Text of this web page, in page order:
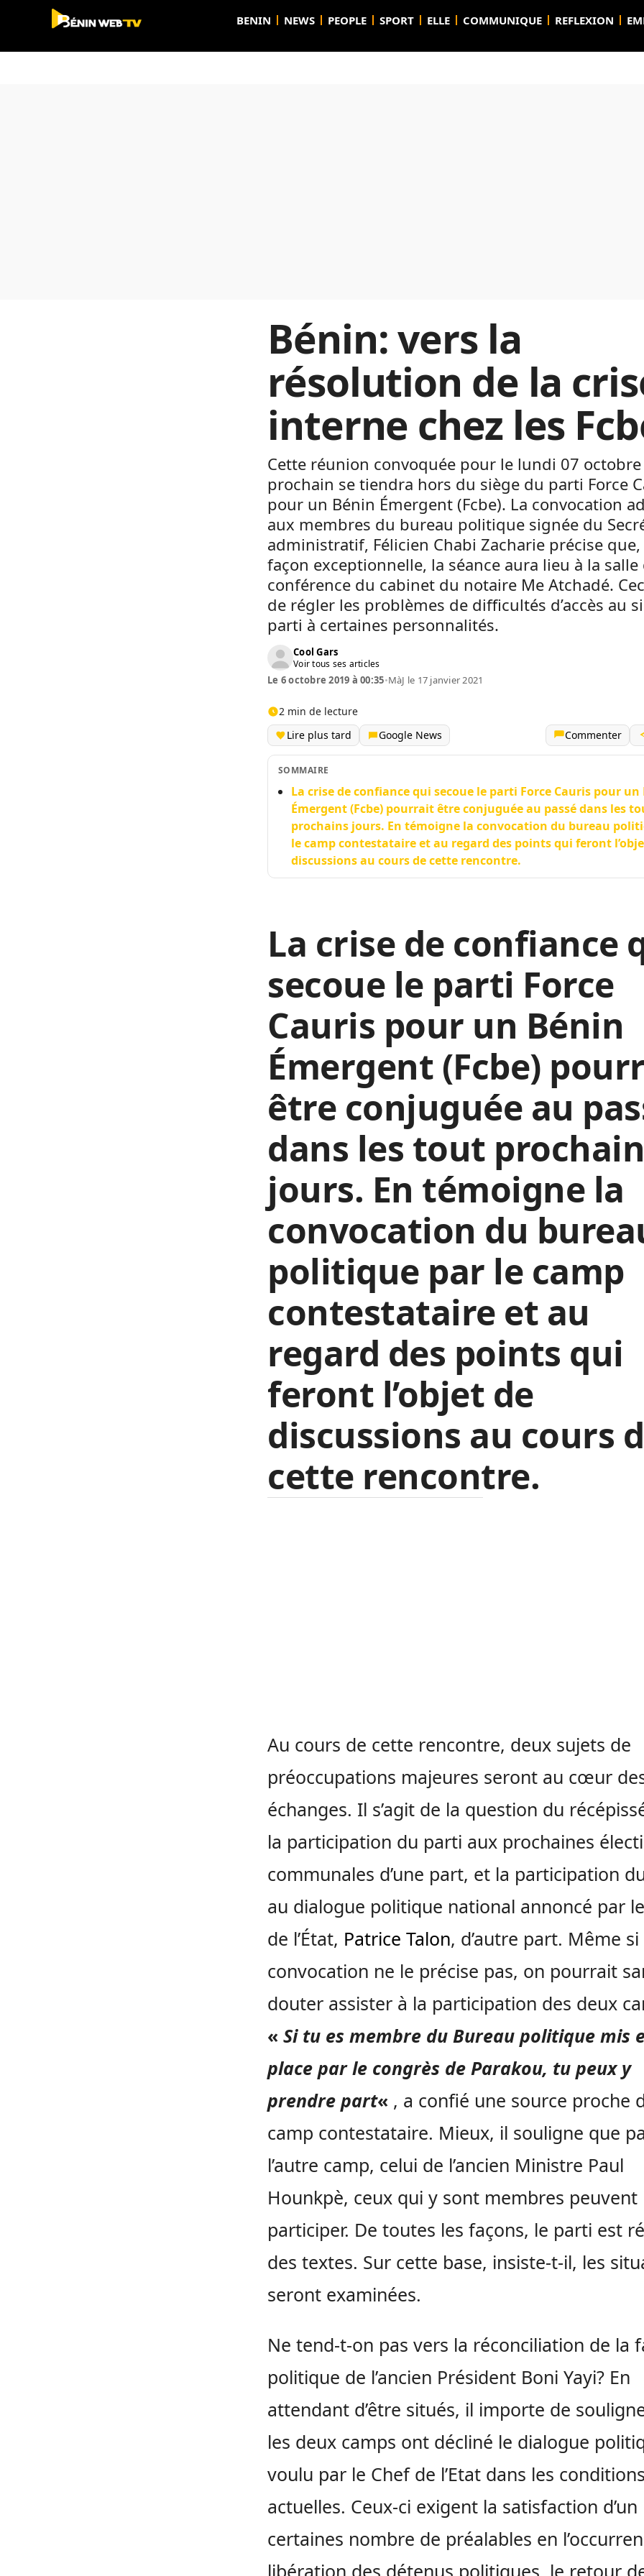
BENIN NEWS PEOPLE SPORT ELLE COMMUNIQUE REFLEXION
Bénin: vers la
résolution de la
interne chez les
Cette réunion convoquée pour le lundi 07 octobre
prochain se tiendra hors du siège du parti Force
pour un Bénin Émergent (Fcbe). La convocation
aux membres du bureau politique signée du
administratif, Félicien Chabi Zacharie précise
façon exceptionnelle, la séance aura lieu à la salle
conférence du cabinet du notaire Me Atchadé.
de régler les problèmes de difficultés d’accès au
parti à certaines personnalités.
Cool Gars
Voir tous ses articles
Le 6 octobre 2019 à 00:35•MàJ le 17 janvier 2021
2 min de lecture
Lire plus tard
Google News Commenter
SOMMAIRE
La crise de confiance qui secoue le parti Force Cauris pour un
Émergent (Fcbe) pourrait être conjuguée au passé dans les
prochains jours. En témoigne la convocation du bureau
le camp contestataire et au regard des points qui feront
discussions au cours de cette rencontre.
La crise de confiance
secoue le parti Force
Cauris pour un Bénin
Émergent (Fcbe)
être conjuguée au
dans les tout
jours. En témoigne la
convocation du
politique par le camp
contestataire et au
regard des points qui
feront l’objet de
discussions au cours
cette rencontre.
Au cours de cette rencontre, deux sujets de
préoccupations majeures seront au cœur
échanges. Il s’agit de la question du
la participation du parti aux prochaines
communales d’une part, et la participation
au dialogue politique national annoncé par
de l’État, Patrice Talon, d’autre part. Même si
convocation ne le précise pas, on pourrait
douter assister à la participation des deux
« Si tu es membre du Bureau politique mis
place par le congrès de Parakou, tu peux y
prendre part« , a confié une source proche
camp contestataire. Mieux, il souligne que
l’autre camp, celui de l’ancien Ministre Paul
Hounkpè, ceux qui y sont membres peuvent
participer. De toutes les façons, le parti est
des textes. Sur cette base, insiste-t-il, les
seront examinées.
Ne tend-t-on pas vers la réconciliation de la
politique de l’ancien Président Boni Yayi? En
attendant d’être situés, il importe de
les deux camps ont décliné le dialogue
voulu par le Chef de l’Etat dans les
actuelles. Ceux-ci exigent la satisfaction d’un
certaines nombre de préalables en